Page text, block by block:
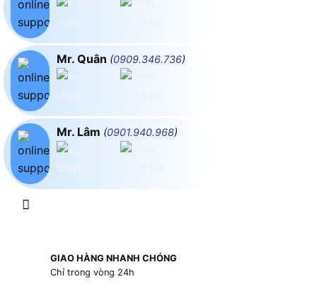
Mr. Quân (0909.346.736)
Mr. Lâm (0901.940.968)
GIAO HÀNG NHANH CHÓNG
Chỉ trong vòng 24h